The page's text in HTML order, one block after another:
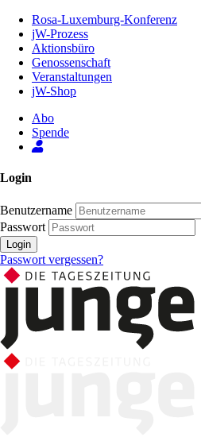
Inhalt
Seite
Rosa-Luxemburg-Konferenz
jW-Prozess
Aktionsbüro
Genossenschaft
Veranstaltungen
jW-Shop
Abo
Spende
Login
Benutzername
Passwort
Login
Passwort vergessen?